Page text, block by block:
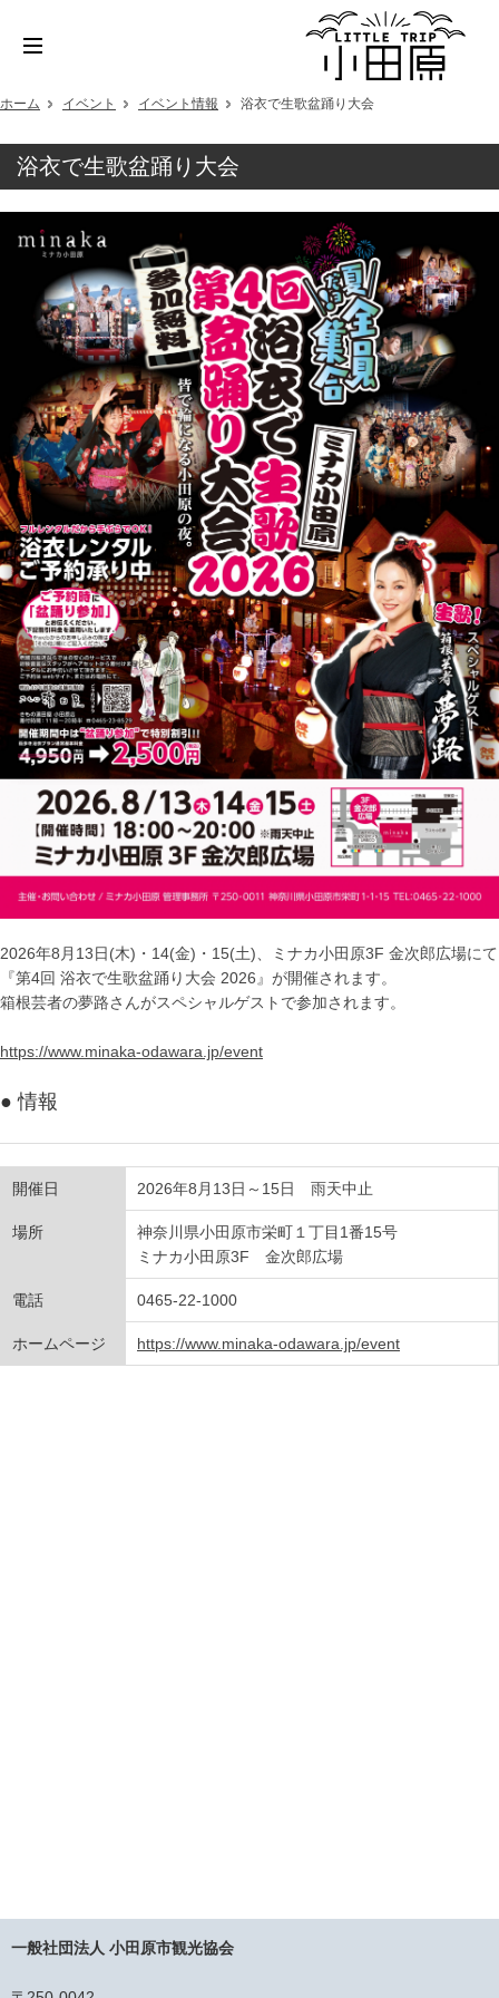
ホーム イベント イベント情報 浴衣で生歌盆踊り大会
浴衣で生歌盆踊り大会
2026年8月13日(木)・14(金)・15(土)、ミナカ小田原3F 金次郎広場にて
『第4回 浴衣で生歌盆踊り大会 2026』が開催されます。
箱根芸者の夢路さんがスペシャルゲストで参加されます。
https://www.minaka-odawara.jp/event
● 情報
開催日 2026年8月13日～15日 雨天中止
場所
神奈川県小田原市栄町１丁目1番15号
ミナカ小田原3F 金次郎広場
電話 0465-22-1000
ホームページ https://www.minaka-odawara.jp/event
一般社団法人 小田原市観光協会